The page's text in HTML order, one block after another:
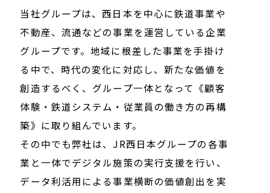
当社グループは、西日本を中心に鉄道事業や
不動産、流通などの事業を運営している企業
グループです。地域に根差した事業を手掛け
る中で、時代の変化に対応し、新たな価値を
創造するべく、グループ一体となって《顧客
体験・鉄道システム・従業員の働き方の再構
築》に取り組んでいます。
その中でも弊社は、JR西日本グループの各事
業と一体でデジタル施策の実行支援を行い、
データ利活用による事業横断の価値創出を実